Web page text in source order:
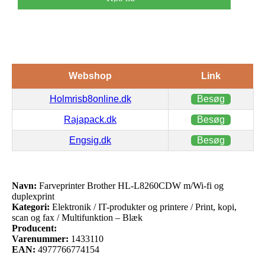
Webshop Link
Holmrisb8online.dk Besøg
Rajapack.dk Besøg
Engsig.dk Besøg
Navn: Farveprinter Brother HL-L8260CDW m/Wi-fi og
duplexprint
Kategori: Elektronik / IT-produkter og printere / Print, kopi,
scan og fax / Multifunktion – Blæk
Producent:
Varenummer: 1433110
EAN: 4977766774154